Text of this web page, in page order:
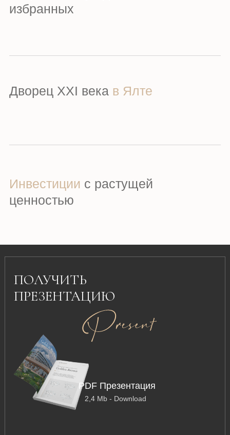
Инвестиции с растущей
ценностью
избранных
Дворец XXI века в Ялте
ПОЛУЧИТЬ
ПРЕЗЕНТАЦИЮ
Подробно о расположении и
PDF Презентация
2,4 Mb - Download